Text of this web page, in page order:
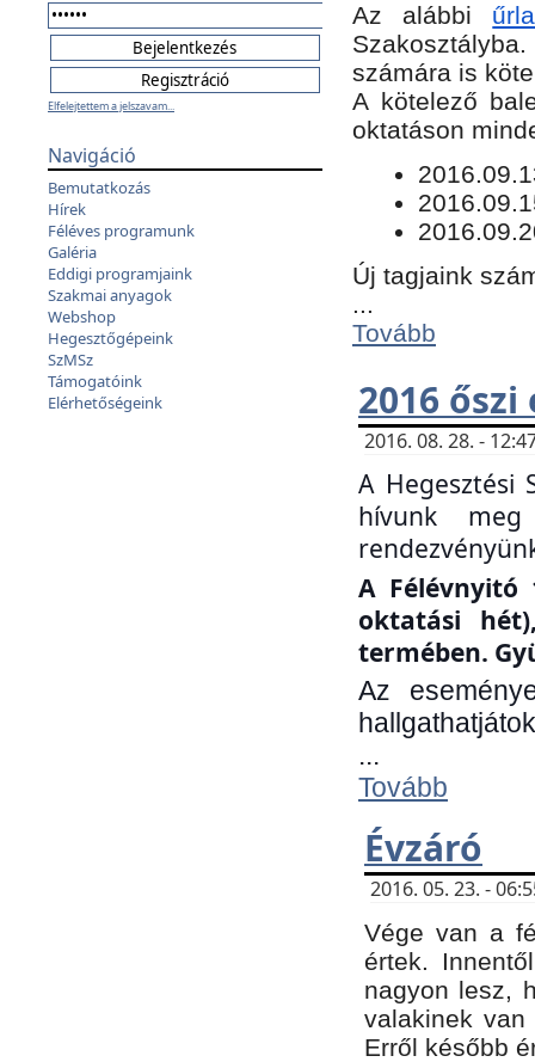
Elfelejtettem a jelszavam...
Navigáció
Bemutatkozás
Hírek
Féléves programunk
Galéria
Eddigi programjaink
Szakmai anyagok
Webshop
Hegesztőgépeink
SzMSz
Támogatóink
Elérhetőségeink
Az alábbi
számára is
​A kötelező
oktatáson
Új tagjaink
...
Tovább
2016
2016. 08. 28. -
A Hegesztési
hívunk
A Félévnyitó
oktatási
termében.
Az
...
Tovább
Évzáró
2016. 05. 23. -
Vége van a
értek.
nagyon lesz,
valakinek
Erről később